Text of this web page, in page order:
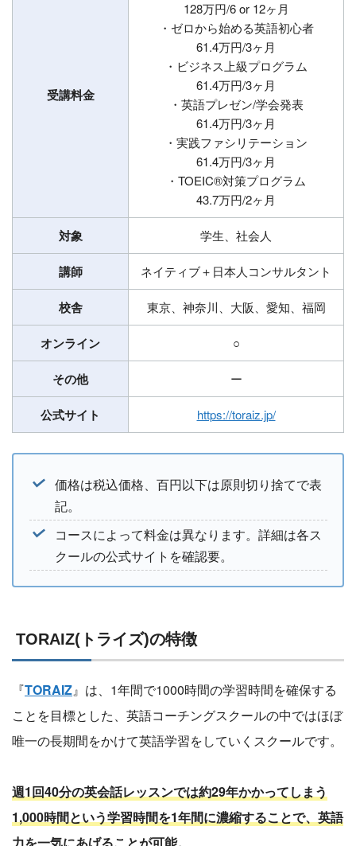
受講料金
128万円/6 or 12ヶ月
・ゼロから始める英語初心者
61.4万円/3ヶ月
・ビジネス上級プログラム
61.4万円/3ヶ月
・英語プレゼン/学会発表
61.4万円/3ヶ月
・実践ファシリテーション
61.4万円/3ヶ月
・TOEIC®対策プログラム
43.7万円/2ヶ月
対象 学生、社会人
講師 ネイティブ＋日本人コンサルタント
校舎 東京、神奈川、大阪、愛知、福岡
オンライン ○
その他 ー
公式サイト https://toraiz.jp/
価格は税込価格、百円以下は原則切り捨てで表
記。
コースによって料金は異なります。詳細は各ス
クールの公式サイトを確認要。
TORAIZ(トライズ)の特徴
『TORAIZ』は、1年間で1000時間の学習時間を確保する
ことを目標とした、英語コーチングスクールの中ではほぼ
唯一の長期間をかけて英語学習をしていくスクールです。
週1回40分の英会話レッスンでは約29年かかってしまう
1,000時間という学習時間を1年間に濃縮することで、英語